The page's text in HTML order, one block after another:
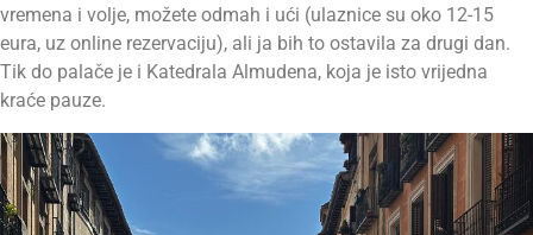
vremena i volje, možete odmah i ući (ulaznice su oko 12-15
eura, uz online rezervaciju), ali ja bih to ostavila za drugi dan.
Tik do palače je i Katedrala Almudena, koja je isto vrijedna
kraće pauze.